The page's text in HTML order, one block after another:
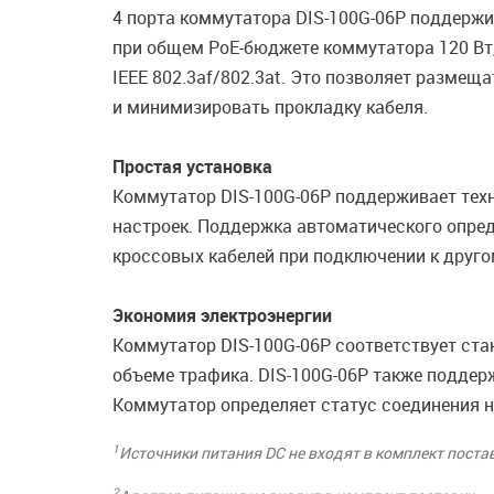
4 порта коммутатора DIS-100G-06P
при общем PoE-бюджете коммутатора 120
IEEE 802.3af/802.3at. Это позволяет
и минимизировать прокладку кабеля.
Простая установка
Коммутатор DIS-100G-06P поддерживает
настроек. Поддержка автоматического
кроссовых кабелей при подключении к
Экономия электроэнергии
Коммутатор DIS-100G-06P соответствует
объеме трафика. DIS-100G-06P также
Коммутатор определяет статус
1Источники питания DC не входят в комплект